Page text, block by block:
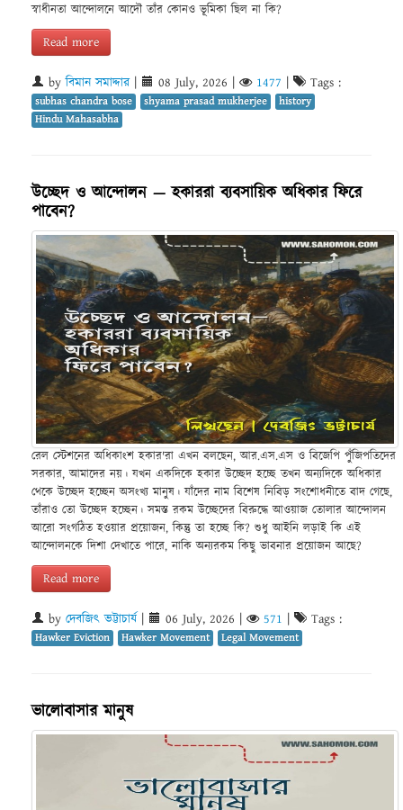
স্বাধীনতা আন্দোলনে আদৌ তাঁর কোনও ভূমিকা ছিল না কি?
Read more
byবিমান সমাদ্দার| 08 July, 2026 | 1477 | Tags :
subhas chandra bose shyama prasad mukherjee
history
Hindu Mahasabha
উচ্ছেদ ও আন্দোলন — হকাররা ব্যবসায়িক অধিকার ফিরে
পাবেন?
রেল স্টেশনের অধিকাংশ হকার'রা এখন বলছেন, আর.এস.এস ও বিজেপি পুঁজিপতিদের
সরকার, আমাদের নয়। যখন একদিকে হকার উচ্ছেদ হচ্ছে তখন অন্যদিকে অধিকার
থেকে উচ্ছেদ হচ্ছেন অসংখ্য মানুষ। যাঁদের নাম বিশেষ নিবিড় সংশোধনীতে বাদ গেছে,
তাঁরাও তো উচ্ছেদ হচ্ছেন। সমস্ত রকম উচ্ছেদের বিরুদ্ধে আওয়াজ তোলার আন্দোলন
আরো সংগঠিত হওয়ার প্রয়োজন, কিন্তু তা হচ্ছে কি? শুধু আইনি লড়াই কি এই
আন্দোলনকে দিশা দেখাতে পারে, নাকি অন্যরকম কিছু ভাবনার প্রয়োজন আছে?
Read more
by দেবজিৎ ভট্টাচার্য 06 July, 2026 571 Tags :
Hawker Eviction Hawker Movement Legal Movement
ভালোবাসার মানুষ